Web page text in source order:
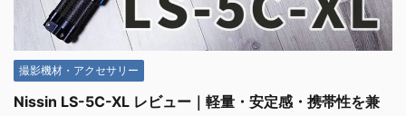
撮影機材・アクセサリー
Nissin LS-5C-XL レビュー｜軽量・安定感・携帯性を兼